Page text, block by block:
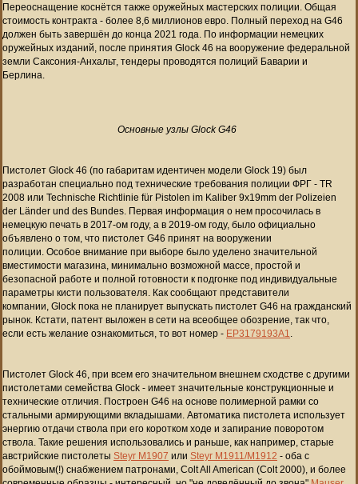
Переоснащение коснётся также оружейных мастерских полиции. Общая
стоимость контракта - более 8,6 миллионов евро. Полный переход на G46
должен быть завершён до конца 2021 года. По информации немецких
оружейных изданий, после принятия Glock 46 на вооружение федеральной
земли Саксония-Анхальт, тендеры проводятся полиций Баварии и
Берлина.
Основные узлы Glock G46
Пистолет Glock 46 (по габаритам идентичен модели Glock 19) был
разработан специально под технические требования полиции ФРГ - TR
2008 или Technische Richtlinie für Pistolen im Kaliber 9x19mm der Polizeien
der Länder und des Bundes. Первая информация о нем просочилась в
немецкую печать в 2017-ом году, а в 2019-ом году, было официально
объявлено о том, что пистолет G46 принят на вооружении
полиции. Особое внимание при выборе было уделено значительной
вместимости магазина, минимально возможной массе, простой и
безопасной работе и полной готовности к подгонке под индивидуальные
параметры кисти пользователя. Как сообщают представители
компании, Glock пока не планирует выпускать пистолет G46 на гражданский
рынок. Кстати, патент выложен в сети на всеобщее обозрение, так что,
если есть желание ознакомиться, то вот номер - EP3179193A1.
Пистолет Glock 46, при всем его значительном внешнем сходстве с другими
пистолетами семейства Glock - имеет значительные конструкционные и
технические отличия. Построен G46 на основе полимерной рамки со
стальными армирующими вкладышами. Автоматика пистолета использует
энергию отдачи ствола при его коротком ходе и запирание поворотом
ствола. Такие решения использовались и раньше, как например, старые
австрийские пистолеты Steyr M1907 или Steyr M1911/M1912 - оба с
обоймовым(!) снабжением патронами, Colt All American (Colt 2000), и более